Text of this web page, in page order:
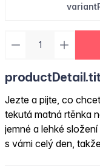
Jezte a pijte, co
tekutá matná rtěnka
jemné a lehké
s vámi celý den,